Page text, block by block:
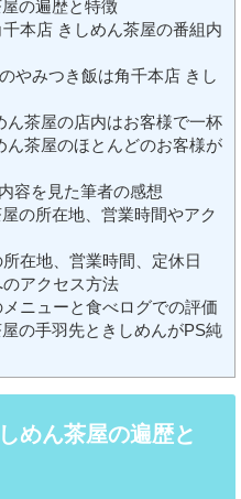
の遍歴と特徴
本店 きしめん茶屋の番組内
やみつき飯は角千本店 きし
茶屋の店内はお客様で一杯
茶屋のほとんどのお客様が
容を見た筆者の感想
の所在地、営業時間やアク
在地、営業時間、定休日
アクセス方法
ニューと食べログでの評価
の手羽先ときしめんがPS純
めん茶屋の遍歴と